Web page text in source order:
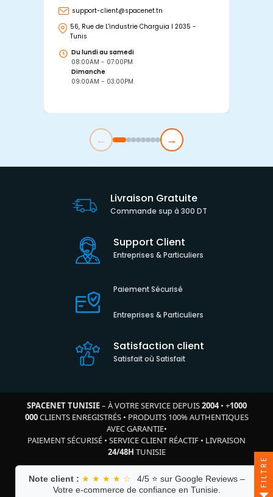
support-client@spacenet.tn
56, Rue de L'industrie Charguia I 2035 -
Tunis
Du lundi au samedi
08:00AM - 07:00PM
Dimanche
09:00AM - 03:00PM
← →
Livraison Gratuite
Commande sup à 300 DT
Support Client
Entreprises & Particuliers
Paiement Sécurisé
Entreprises & Particuliers
Satisfaction client
Satisfait où Satisfait
SPACENET TUNISIE– À VOTRE SERVICE DEPUIS2004• +1000
000CLIENTS ENREGISTRÉS• PRODUITS 100% AUTHENTIQUES
AVEC GARANTIE•
PAIEMENT SÉCURISÉ • SERVICE CLIENT RÉACTIF • LIVRAISON
24/48H TUNISIE
Note client : ★ ★ ★ ★ ☆
4/5 ⭐ sur Google Reviews –
Votre e-commerce de confiance en Tunisie.
FILTRE